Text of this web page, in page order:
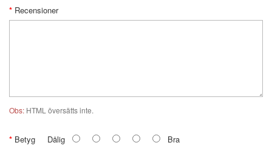
Recensioner
Obs: HTML översätts inte.
Betyg Dålig Bra